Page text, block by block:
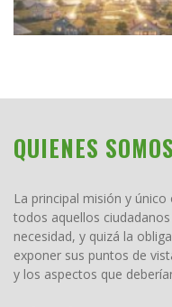
QUIENES SOMOS
La principal misión y
todos aquellos
necesidad, y quizá la
exponer sus puntos de
y los aspectos que